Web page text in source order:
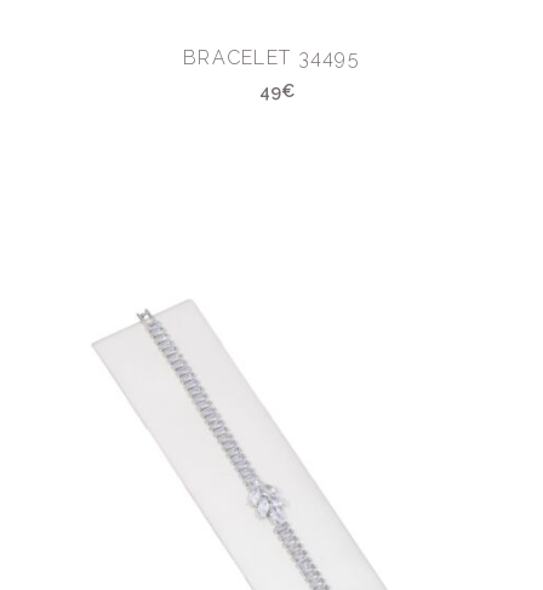
BRACELET 34495
49€